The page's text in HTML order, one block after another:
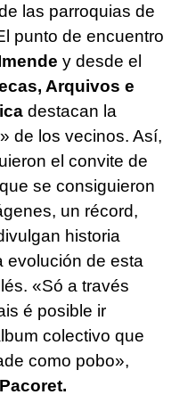
las parroquias de
punto de encuentro
y desde el
Arquivos e
destacan la
de los vecinos. Así,
el convite de
se consiguieron
un récord,
historia
evolución de esta
«Só a través
é posible ir
colectivo que
como pobo»,